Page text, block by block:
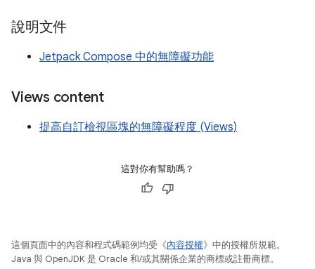
說明文件
Jetpack Compose 中的無障礙功能
Views content
提高自訂檢視區塊的無障礙程度 (Views)
這對你有幫助嗎？
這個頁面中的內容和程式碼範例均受《內容授權》中的授權所規範。
Java 與 OpenJDK 是 Oracle 和/或其關係企業的商標或註冊商標。